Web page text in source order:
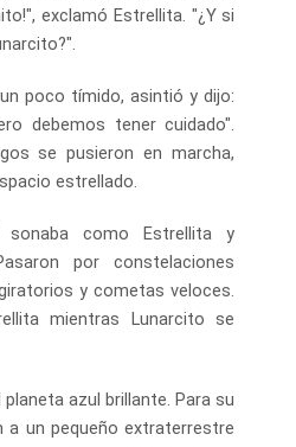
exclamó Estrellita. "¿Y si
poco tímido, asintió y dijo:
debemos tener cuidado".
se pusieron en marcha,
estrellado.
sonaba como Estrellita y
por constelaciones
y cometas veloces.
mientras Lunarcito se
azul brillante. Para su
a un pequeño extraterrestre